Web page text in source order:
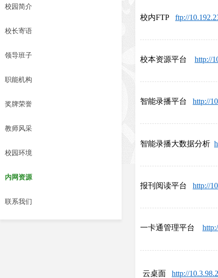
校内FTP ftp://
校本资源平台 http://
智能录播平台 http://
智能录播大数据分析
报刊阅读平台 http://
一卡通管理平台
云桌面 http://
校园简介
校长寄语
领导班子
职能机构
奖牌荣誉
教师风采
校园环境
内网资源
联系我们